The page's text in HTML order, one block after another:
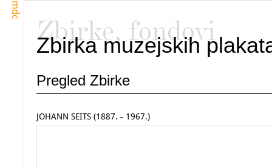
mdc
Zbirke, fondovi
Zbirka muzejskih
Pregled Zbirke
JOHANN SEITS (1887. - 1967.)